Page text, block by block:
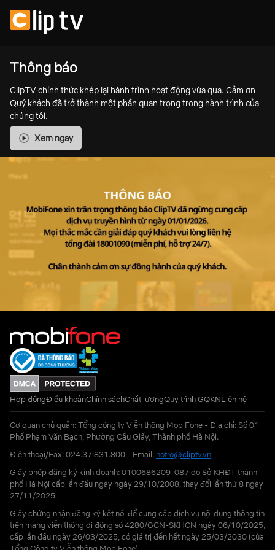
Thông báo
ClipTV chính thức khép lại hành trình hoạt động vừa qua. Cảm ơn
Quý khách đã trở thành một phần quan trọng trong hành trình của
chúng tôi.
Xem ngay
Hợp đồngĐiều khoảnChính sáchChất lượngQuy trình GQKNLiên hệ
Cơ quan chủ quản: Tổng công ty Viễn thông MobiFone - Địa chỉ: Số 01
Phố Phạm Văn Bạch, Phường Cầu Giấy, Thành phố Hà Nội.
Điện thoại/Fax: 024.37.831.800 - Email: hotro@cliptv.vn
Giấy phép đăng ký kinh doanh: 0100686209-087 do Sở KHĐT thành
phố Hà Nội cấp lần đầu ngày ngày 29/10/2008, thay đổi lần thứ 8 ngày
27/11/2025.
Giấy chứng nhận đăng ký kết nối để cung cấp dịch vụ nội dung thông tin
trên mạng viễn thông di động số 4280/GCN-SKHCN ngày 06/10/2025,
cấp lần đầu ngày 26/03/2025, có giá trị đến hết ngày 25/03/2030 (của